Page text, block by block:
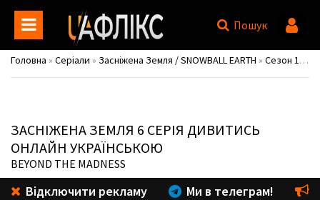
Пошук
Головна » Серіали » Засніжена Земля / SNOWBALL EARTH » Сезон 1» 1
ЗАСНІЖЕНА ЗЕМЛЯ 6 СЕРІЯ ДИВИТИСЬ
ОНЛАЙН УКРАЇНСЬКОЮ
BEYOND THE MADNESS
Відключити рекламу Ми в телеграм!